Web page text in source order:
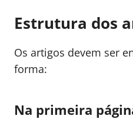
Estrutura dos
Os artigos devem ser
forma:
Na primeira